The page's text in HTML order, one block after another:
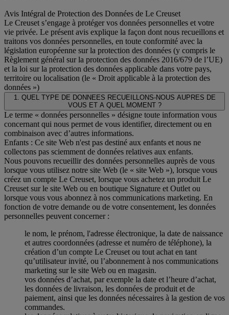
Avis Intégral de Protection des Données de Le Creuset
Le Creuset s’engage à protéger vos données personnelles et votre
vie privée. Le présent avis explique la façon dont nous recueillons et
traitons vos données personnelles, en toute conformité avec la
législation européenne sur la protection des données (y compris le
Règlement général sur la protection des données 2016/679 de l’UE)
et la loi sur la protection des données applicable dans votre pays,
territoire ou localisation (le « Droit applicable à la protection des
données »)
1. QUEL TYPE DE DONNEES RECUEILLONS-NOUS AUPRES DE
VOUS ET A QUEL MOMENT ?
Le terme « données personnelles » désigne toute information vous
concernant qui nous permet de vous identifier, directement ou en
combinaison avec d’autres informations.
Enfants : Ce site Web n'est pas destiné aux enfants et nous ne
collectons pas sciemment de données relatives aux enfants.
Nous pouvons recueillir des données personnelles auprès de vous
lorsque vous utilisez notre site Web (le « site Web »), lorsque vous
créez un compte Le Creuset, lorsque vous achetez un produit Le
Creuset sur le site Web ou en boutique Signature et Outlet ou
lorsque vous vous abonnez à nos communications marketing. En
fonction de votre demande ou de votre consentement, les données
personnelles peuvent concerner :
le nom, le prénom, l'adresse électronique, la date de naissance
et autres coordonnées (adresse et numéro de téléphone), la
création d’un compte Le Creuset ou tout achat en tant
qu’utilisateur invité, ou l’abonnement à nos communications
marketing sur le site Web ou en magasin.
vos données d’achat, par exemple la date et l’heure d’achat,
les données de livraison, les données de produit et de
paiement, ainsi que les données nécessaires à la gestion de vos
commandes.